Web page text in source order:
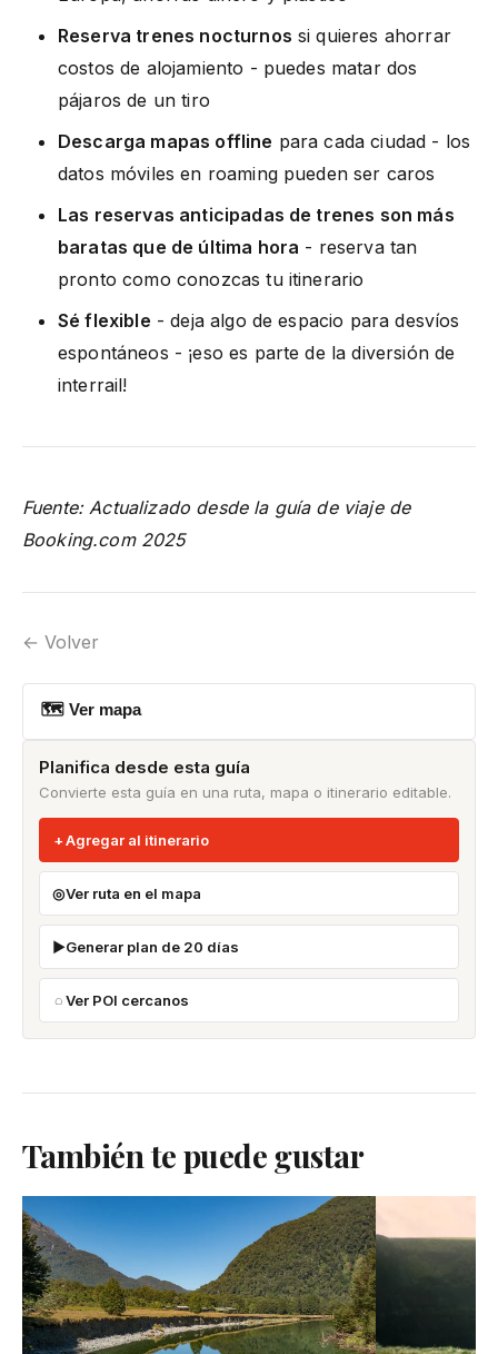
Reserva trenes nocturnos si quieres ahorrar
costos de alojamiento - puedes matar dos
pájaros de un tiro
Descarga mapas offline para cada ciudad - los
datos móviles en roaming pueden ser caros
Las reservas anticipadas de trenes son más
baratas que de última hora - reserva tan
pronto como conozcas tu itinerario
Sé flexible - deja algo de espacio para desvíos
espontáneos - ¡eso es parte de la diversión de
interrail!
Fuente: Actualizado desde la guía de viaje de
Booking.com 2025
← Volver
🗺 Ver mapa
Planifica desde esta guía
Convierte esta guía en una ruta, mapa o itinerario editable.
Agregar al itinerario
Ver ruta en el mapa
Generar plan de 20 días
Ver POI cercanos
También te puede gustar